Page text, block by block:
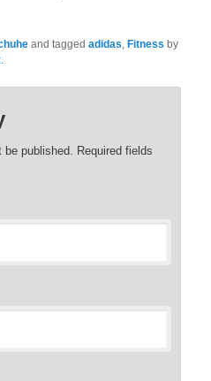
and taggedadidas,Fitness by
.
published. Required fields